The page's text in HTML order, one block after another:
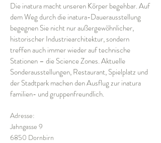
Die inatura macht unseren Körper begehbar. Auf
dem Weg durch die inatura-Dauerausstellung
begegnen Sie nicht nur außergewöhnlicher,
historischer Industriearchitektur, sondern
treffen auch immer wieder auf technische
Stationen – die Science Zones. Aktuelle
Sonderausstellungen, Restaurant, Spielplatz und
der Stadtpark machen den Ausflug zur inatura
familien- und gruppenfreundlich.
Adresse:
Jahngasse 9
6850 Dornbirn